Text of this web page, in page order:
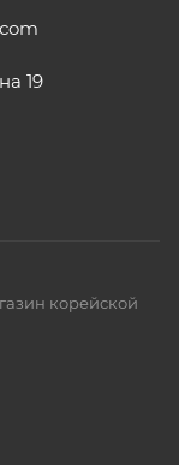
19
корейской